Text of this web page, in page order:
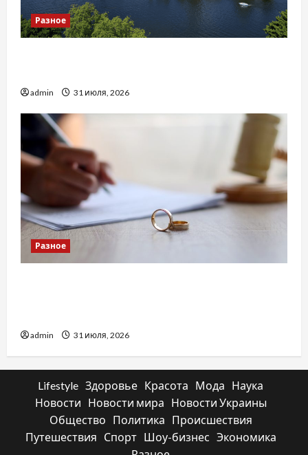
Разное
admin 31 июля, 2026
Разное
admin 31 июля, 2026
Lifestyle Здоровье Красота Мода
Наука
Новости
Новости мира
Новости Украины
Общество
Политика
Происшествия
Путешествия
Спорт Шоу-бизнес Экономика